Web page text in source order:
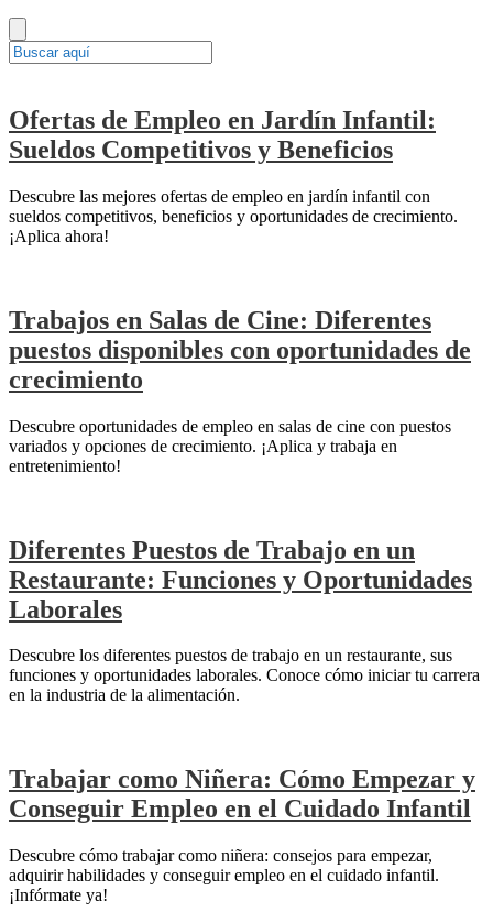
Ofertas de Empleo en Jardín Infantil:
Sueldos Competitivos y Beneficios
Descubre las mejores ofertas de empleo en jardín infantil con
sueldos competitivos, beneficios y oportunidades de crecimiento.
¡Aplica ahora!
Trabajos en Salas de Cine: Diferentes
puestos disponibles con oportunidades de
crecimiento
Descubre oportunidades de empleo en salas de cine con puestos
variados y opciones de crecimiento. ¡Aplica y trabaja en
entretenimiento!
Diferentes Puestos de Trabajo en un
Restaurante: Funciones y Oportunidades
Laborales
Descubre los diferentes puestos de trabajo en un restaurante, sus
funciones y oportunidades laborales. Conoce cómo iniciar tu carrera
en la industria de la alimentación.
Trabajar como Niñera: Cómo Empezar y
Conseguir Empleo en el Cuidado Infantil
Descubre cómo trabajar como niñera: consejos para empezar,
adquirir habilidades y conseguir empleo en el cuidado infantil.
¡Infórmate ya!